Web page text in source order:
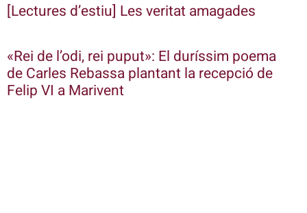
[Lectures d’estiu] Les veritat amagades
«Rei de l’odi, rei puput»: El duríssim poema
de Carles Rebassa plantant la recepció de
Felip VI a Marivent